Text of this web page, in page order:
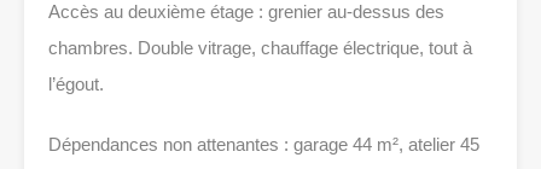
Accès au deuxième étage : grenier au-dessus des
chambres. Double vitrage, chauffage électrique, tout à
l’égout.
Dépendances non attenantes : garage 44 m², atelier 45